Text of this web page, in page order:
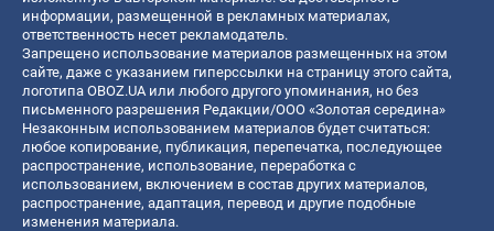
информации, размещенной в рекламных материалах,
ответственность несет рекламодатель.
Запрещено использование материалов размещенных на этом
сайте, даже с указанием гиперссылки на страницу этого сайта,
логотипа OBOZ.UA или любого другого упоминания, но без
письменного разрешения Редакции/ООО «Золотая середина»
Незаконным использованием материалов будет считаться:
любое копирование, публикация, перепечатка, последующее
распространение, использование, переработка с
использованием, включением в состав других материалов,
распространение, адаптация, перевод и другие подобные
изменения материала.